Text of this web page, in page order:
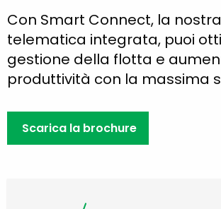
Con Smart Connect, la
telematica integrata, puoi
gestione della flotta e
produttività con la massima
Scarica la brochure